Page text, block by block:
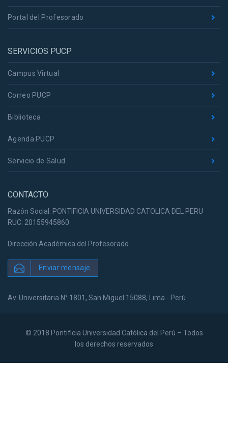
Portal del Profesorado
SERVICIOS PUCP
Campus Virtual
Correo PUCP
Biblioteca
Agenda PUCP
Servicio de Salud
CONTACTO
Razón Social: PONTIFICIA UNIVERSIDAD CATOLICA DEL PERU
RUC: 20155945860
Dirección Académica del Profesorado
Enviar mensaje
Av. Universitaria N° 1801, San Miguel 15088, Lima - Perú
© 2018 Pontificia Universidad Católica del Perú – Todos
los derechos reservados